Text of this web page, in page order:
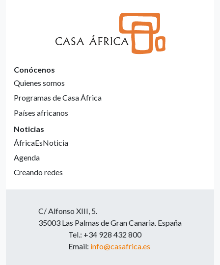
Conócenos
Quienes somos
Programas de Casa África
Países africanos
Noticias
ÁfricaEsNoticia
Agenda
Creando redes
C/ Alfonso XIII, 5.
35003 Las Palmas de Gran Canaria. España
Tel.: +34 928 432 800
Email: info@casafrica.es